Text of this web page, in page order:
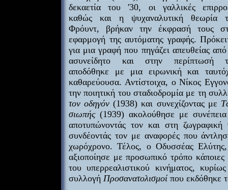
δεκαετία του '30, οι γαλλικές
καθώς και η ψυχαναλυτική θεωρία
Φρόυντ, βρήκαν την έκφρασή τους
εφαρμογή της αυτόματης γραφής.
για μια γραφή που πηγάζει απευθείας
ασυνείδητο και στην περίπτωσή
αποδόθηκε με μια ειρωνική και
καθαρεύουσα. Αντίστοιχα, ο Νίκος
την ποιητική του σταδιοδρομία με τη
τον οδηγόν (1938) και συνεχίζοντας με
σιωπής(1939) ακολούθησε με συνέπεια
αποτυπώνοντάς τον και στη ζωγραφική
συνδέοντάς τον με αναφορές που
χωρόχρονο. Τέλος, ο Οδυσσέας
αξιοποίησε με προσωπικό τρόπο κάποιες
του υπερρεαλιστικού κινήματος,
συλλογή Προσανατολισμοίπου εκδόθηκε